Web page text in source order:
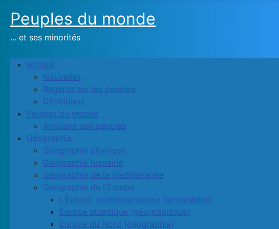
Peuples du monde
... et ses minorités
Accueil
Nouvelles
Regards sur les peuples
Définitions
Peuples du monde
Annuaire des peuples
Géographie
Géographie physique
Géographie humaine
Geographie de la méditerranée
Géographie de l'Europe
L’Europe méditerranéenne (géographie)
Europe atlantique (géographique)
Europe du Nord (géographie)